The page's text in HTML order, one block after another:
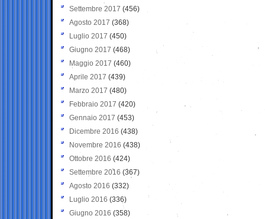
Settembre 2017 (456)
Agosto 2017 (368)
Luglio 2017 (450)
Giugno 2017 (468)
Maggio 2017 (460)
Aprile 2017 (439)
Marzo 2017 (480)
Febbraio 2017 (420)
Gennaio 2017 (453)
Dicembre 2016 (438)
Novembre 2016 (438)
Ottobre 2016 (424)
Settembre 2016 (367)
Agosto 2016 (332)
Luglio 2016 (336)
Giugno 2016 (358)